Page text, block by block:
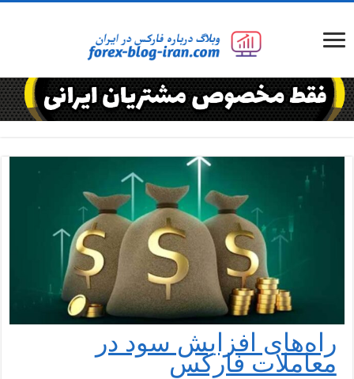
راه‌های افزایش سود در
معاملات فارکس